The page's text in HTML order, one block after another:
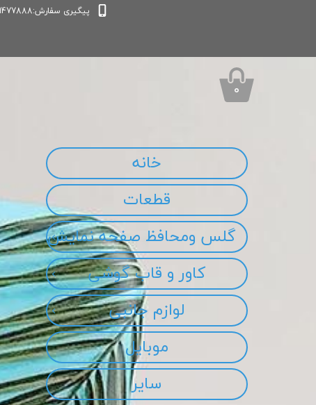
پیگیری سفارش:09339477888
خانه
قطعات
گلس ومحافظ صفحه نمایش
کاور و قاب گوشی
لوازم جانبی
موبایل
سایر
۰